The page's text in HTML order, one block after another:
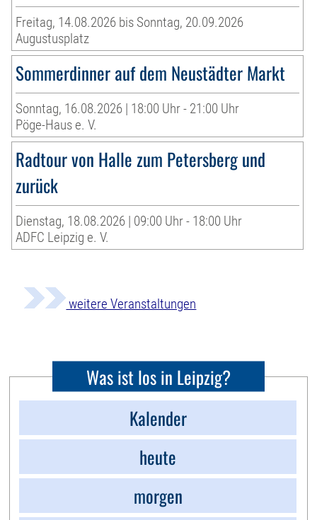
Freitag, 14.08.2026 bis Sonntag, 20.09.2026
Augustusplatz
Sommerdinner auf dem Neustädter Markt
Sonntag, 16.08.2026 | 18:00 Uhr - 21:00 Uhr
Pöge-Haus e. V.
Radtour von Halle zum Petersberg und
zurück
Dienstag, 18.08.2026 | 09:00 Uhr - 18:00 Uhr
ADFC Leipzig e. V.
weitere Veranstaltungen
Was ist los in Leipzig?
Kalender
heute
morgen